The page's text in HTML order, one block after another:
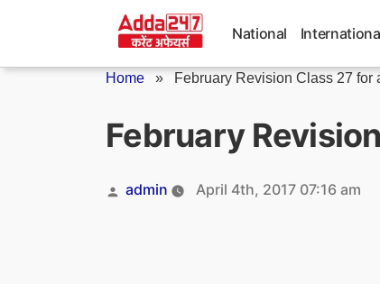
National
Home » February Revision Class 27 for
February
Posted
admin April 4th, 2017 07:16 am